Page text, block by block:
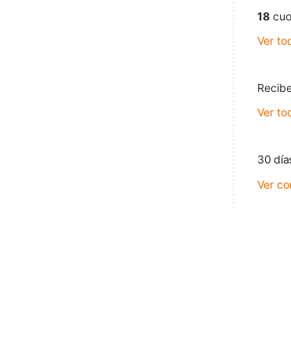
18
Ver
Ver
30
Ver